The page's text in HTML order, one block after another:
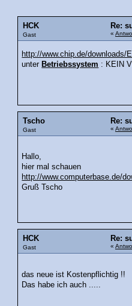
HCK
Gast
Re:
«
http://www.chip.de/downloads/
unter Betriebssystem : KEIN
Tscho
Gast
Re:
«
Hallo,
hier mal schauen
http://www.computerbase.de/
Gruß Tscho
HCK
Gast
Re:
«
das neue ist Kostenpflichtig !!
Das habe ich auch .....